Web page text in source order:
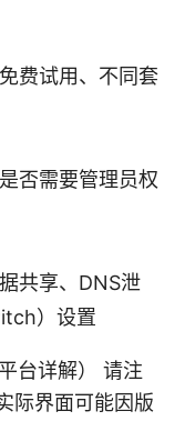
费试用、不同套
否需要管理员权
共享、DNS泄
）设置
台详解） 请注
际界面可能因版